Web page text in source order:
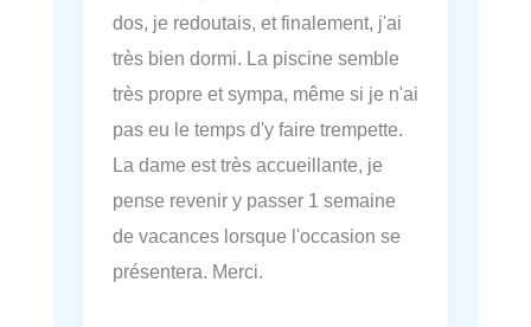
dos, je redoutais, et finalement, j'ai
très bien dormi. La piscine semble
très propre et sympa, même si je n'ai
pas eu le temps d'y faire trempette.
La dame est très accueillante, je
pense revenir y passer 1 semaine
de vacances lorsque l'occasion se
présentera. Merci.